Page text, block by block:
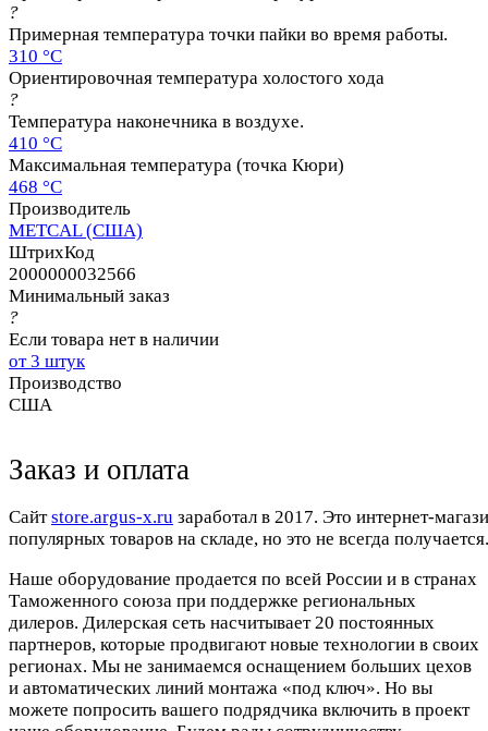
?
Примерная температура точки пайки во время работы.
310 °C
Ориентировочная температура холостого хода
?
Температура наконечника в воздухе.
410 °C
Максимальная температура (точка Кюри)
468 °C
Производитель
METCAL (США)
ШтрихКод
2000000032566
Минимальный заказ
?
Если товара нет в наличии
от 3 штук
Производство
США
Заказ и оплата
Cайтstore.argus-x.ru заработал в 2017. Это интернет-
популярных товаров на складе, но это не всегда
Наше оборудование продается по всей России и в странах
Таможенного союза при поддержке региональных
дилеров. Дилерская сеть насчитывает 20 постоянных
партнеров, которые продвигают новые технологии в своих
регионах. Мы не занимаемся оснащением больших цехов
и автоматических линий монтажа «под ключ». Но вы
можете попросить вашего подрядчика включить в проект